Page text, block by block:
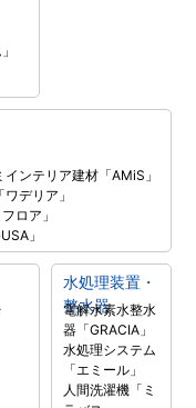
インテリア建材「AMiS」
デリア」
ロア」
」
水処理装置・
整水器
電解水素水整水
器「GRACIA」
水処理システム
「エミール」
人間洗濯機「ミ